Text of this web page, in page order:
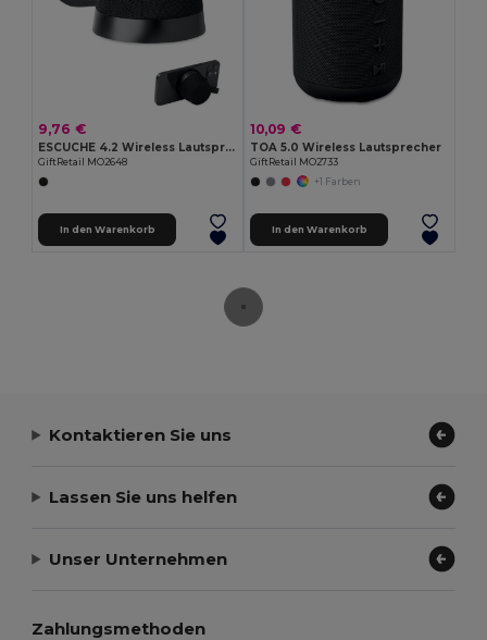
9,76 €
ESCUCHE 4.2 Wireless Lautsprecher
GiftRetail MO2648
In den Warenkorb
10,09 €
TOA 5.0 Wireless Lautsprecher
GiftRetail MO2733
+1 Farben
In den Warenkorb
Kontaktieren Sie uns
Lassen Sie uns helfen
Unser Unternehmen
Zahlungsmethoden